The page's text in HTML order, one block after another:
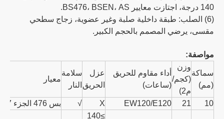
140 درجة، اجتازت معايير BS476، BSEN، AS.
(6) الصلب: طبقة داخلية صلبة وغير عضوية، زجاج سطحي
مقسى، يرضي المصمم بالحجم الكبير.
مواصفة:
سماكة
(مم)
وزن
(كجم/
م2)
أداء مقاوم للحريق
(ساعات)
عزل
الحريق
سلامة
النار
معيار
10
21
EW120/E120
X
√ بس 476 الجزء 22:1987
≥140